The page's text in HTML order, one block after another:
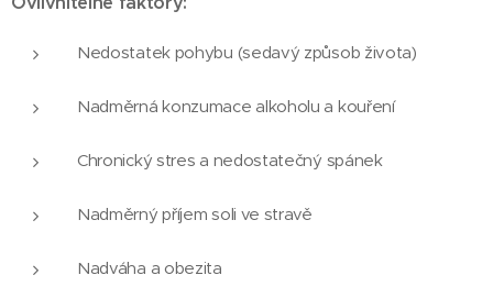
Nedostatek pohybu (sedavý způsob života)
Nadměrná konzumace alkoholu a kouření
Chronický stres a nedostatečný spánek
Nadměrný příjem soli ve stravě
Nadváha a obezita